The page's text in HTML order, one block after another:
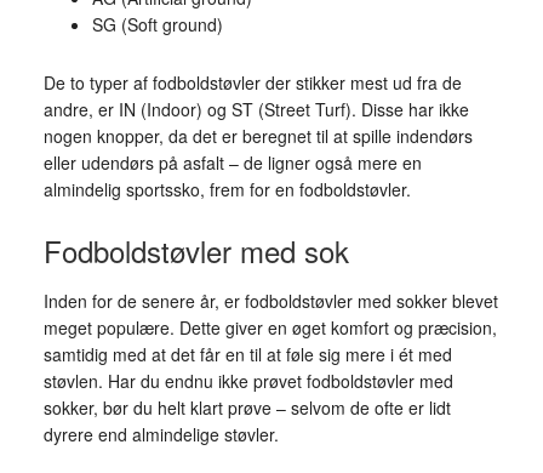
SG (Soft ground)
De to typer af fodboldstøvler der stikker mest ud fra de
andre, er IN (Indoor) og ST (Street Turf). Disse har ikke
nogen knopper, da det er beregnet til at spille indendørs
eller udendørs på asfalt – de ligner også mere en
almindelig sportssko, frem for en fodboldstøvler.
Fodboldstøvler med sok
Inden for de senere år, er fodboldstøvler med sokker blevet
meget populære. Dette giver en øget komfort og præcision,
samtidig med at det får en til at føle sig mere i ét med
støvlen. Har du endnu ikke prøvet fodboldstøvler med
sokker, bør du helt klart prøve – selvom de ofte er lidt
dyrere end almindelige støvler.